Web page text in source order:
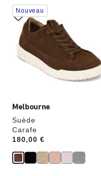
Melbourne
Suède
Carafe
Price:
180,00 €
Cliquer
sur
les
échantillons
couleurs
modifiera
l’image
Nouveau